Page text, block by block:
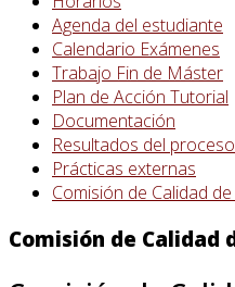
Agenda del estudiante
Calendario Exámenes
Trabajo Fin de Máster
Plan de Acción Tutorial
Documentación
Resultados del
Prácticas externas
Comisión de Calidad
Comisión de Calidad